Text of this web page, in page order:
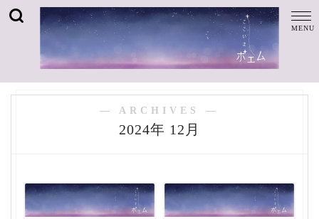
― ARCHIVES ―
2024年 12月